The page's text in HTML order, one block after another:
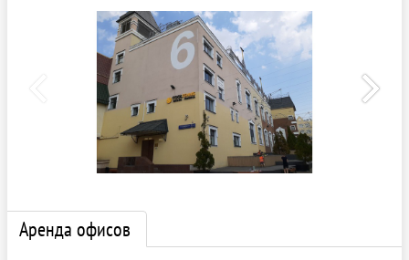
Аренда офисов